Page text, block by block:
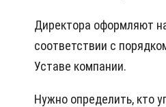
Директора оформляют
соответствии с
Уставе компании.
Нужно определить, кто